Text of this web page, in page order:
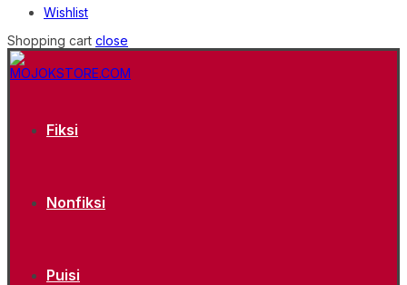
Wishlist
Shopping cart close
Fiksi
Nonfiksi
Puisi